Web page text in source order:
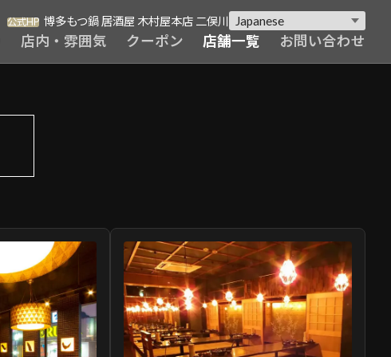
公式HP 博多もつ鍋 居酒屋 木村屋本店 二俣川
店内・雰囲気 クーポン 店舗一覧 お問い合わせ